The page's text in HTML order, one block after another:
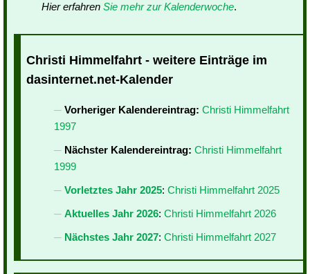
Hier erfahren Sie mehr zur Kalenderwoche.
Christi Himmelfahrt - weitere Einträge im
dasinternet.net-Kalender
Vorheriger Kalendereintrag: Christi Himmelfahrt
1997
Nächster Kalendereintrag: Christi Himmelfahrt
1999
Vorletztes Jahr 2025: Christi Himmelfahrt 2025
Aktuelles Jahr 2026: Christi Himmelfahrt 2026
Nächstes Jahr 2027: Christi Himmelfahrt 2027